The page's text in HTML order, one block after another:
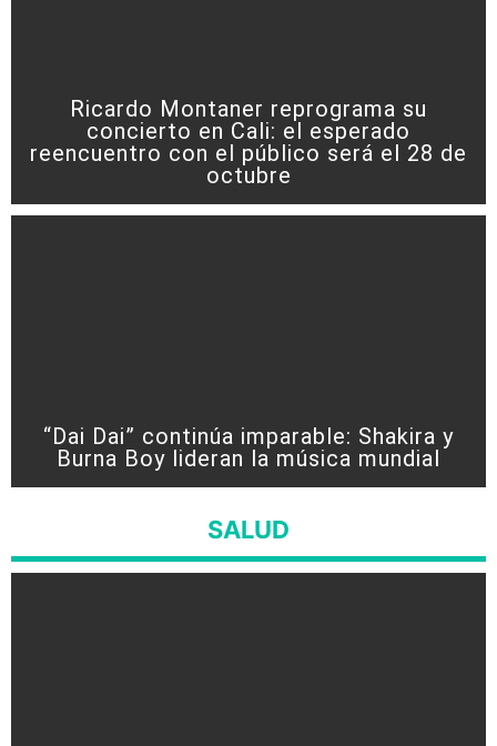
Ricardo Montaner reprograma su
concierto en Cali: el esperado
reencuentro con el público será el 28 de
octubre
“Dai Dai” continúa imparable: Shakira y
Burna Boy lideran la música mundial
SALUD